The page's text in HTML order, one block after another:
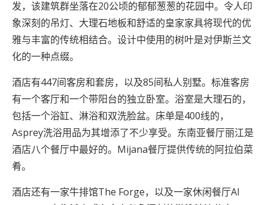
发，该建筑群坐落在20公顷的郁郁葱葱的花园中。令人印
象深刻的吊灯、大理石地板和舒适的皇家家具将现代的优
雅与丰富的传统相结合。设计中使用的树叶是对伊斯兰文
化的一种点缀。
酒店有447间客房和套房，以及85间私人别墅。标准客房
有一个客厅和一个带阳台的独立卧室。浴室是大理石的，
包括一个浴缸、淋浴和双洗脸盆。床单是400线的，
Asprey洗浴用品为其增添了不少享受。东南亚餐厅丽江是
酒店八个餐厅中最好的。Mijana餐厅提供传统的阿拉伯菜
肴。
酒店还有一家牛排馆The Forge，以及一家休闲餐厅Al